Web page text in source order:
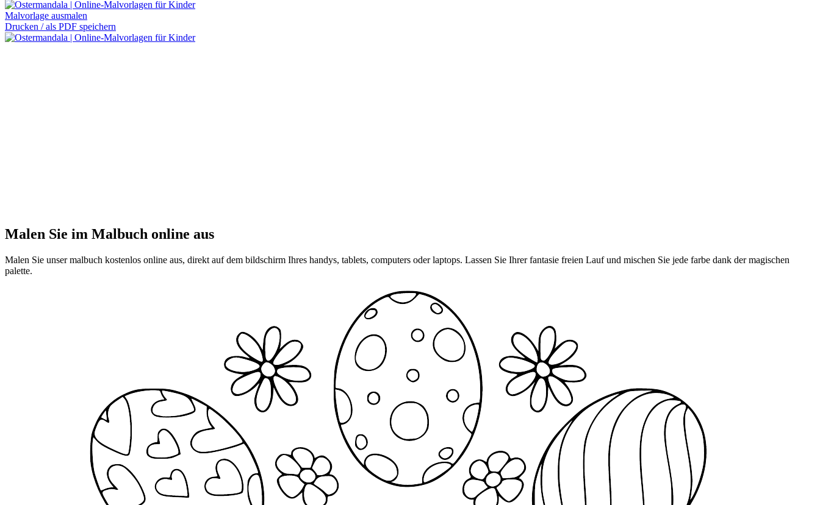
Malvorlage ausmalen
Drucken / als PDF speichern
Malen Sie im Malbuch online aus
Malen Sie unser malbuch kostenlos online aus, direkt auf dem bildschirm Ihres handys, tablets, computers oder laptops. Lassen Sie Ihrer fantasie freien Lauf und mischen Sie jede farbe dank der magischen
palette.